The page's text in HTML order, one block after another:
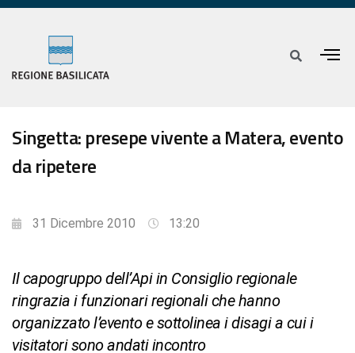
Singetta: presepe vivente a Matera, evento
da ripetere
31 Dicembre 2010 13:20
Il capogruppo dell’Api in Consiglio regionale
ringrazia i funzionari regionali che hanno
organizzato l’evento e sottolinea i disagi a cui i
visitatori sono andati incontro